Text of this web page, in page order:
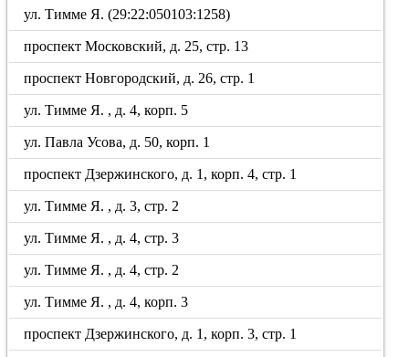
ул. Тимме Я. (29:22:050103:1258)
проспект Московский, д. 25, стр. 13
проспект Новгородский, д. 26, стр. 1
ул. Тимме Я. , д. 4, корп. 5
ул. Павла Усова, д. 50, корп. 1
проспект Дзержинского, д. 1, корп. 4, стр. 1
ул. Тимме Я. , д. 3, стр. 2
ул. Тимме Я. , д. 4, стр. 3
ул. Тимме Я. , д. 4, стр. 2
ул. Тимме Я. , д. 4, корп. 3
проспект Дзержинского, д. 1, корп. 3, стр. 1